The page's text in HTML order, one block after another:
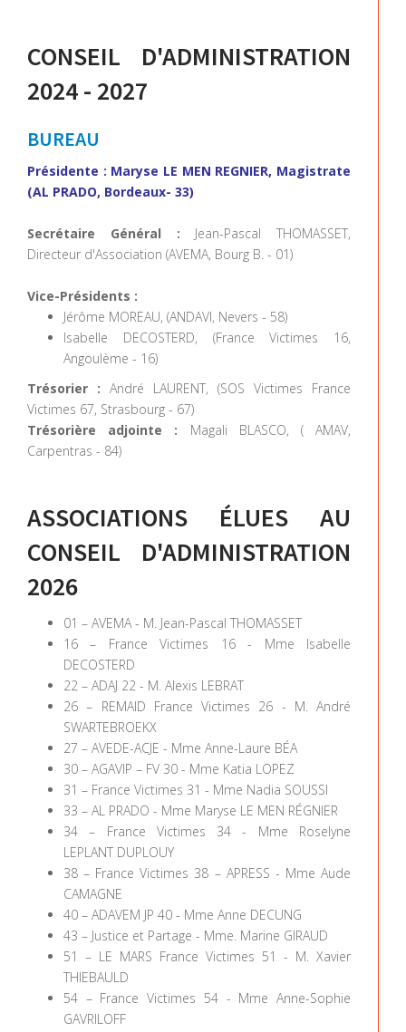
CONSEIL D'ADMINISTRATION
2024 - 2027
BUREAU
Présidente : Maryse LE MEN REGNIER, Magistrate
(AL PRADO, Bordeaux- 33)
Secrétaire Général : Jean-Pascal THOMASSET,
Directeur d'Association (AVEMA, Bourg B. - 01)
Vice-Présidents :
Jérôme MOREAU, (ANDAVI, Nevers - 58)
Isabelle DECOSTERD, (France Victimes 16,
Angoulème - 16)
Trésorier : André LAURENT, (SOS Victimes France
Victimes 67, Strasbourg - 67)
Trésorière adjointe : Magali BLASCO, ( AMAV,
Carpentras - 84)
ASSOCIATIONS ÉLUES AU
CONSEIL D'ADMINISTRATION
2026
01 – AVEMA - M. Jean-Pascal THOMASSET
16 – France Victimes 16 - Mme Isabelle
DECOSTERD
22 – ADAJ 22 - M. Alexis LEBRAT
26 – REMAID France Victimes 26 - M. André
SWARTEBROEKX
27 – AVEDE-ACJE - Mme Anne-Laure BÉA
30 – AGAVIP – FV 30 - Mme Katia LOPEZ
31 – France Victimes 31 - Mme Nadia SOUSSI
33 – AL PRADO - Mme Maryse LE MEN RÉGNIER
34 – France Victimes 34 - Mme Roselyne
LEPLANT DUPLOUY
38 – France Victimes 38 – APRESS - Mme Aude
CAMAGNE
40 – ADAVEM JP 40 - Mme Anne DECUNG
43 – Justice et Partage - Mme. Marine GIRAUD
51 – LE MARS France Victimes 51 - M. Xavier
THIEBAULD
54 – France Victimes 54 - Mme Anne-Sophie
GAVRILOFF